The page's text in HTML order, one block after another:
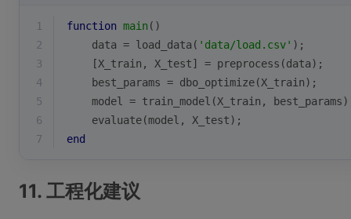
1 function main()
2
    data = load_data(
'data/load.csv' );
3
    [X_train, X_test] = preprocess(data);
4
    best_params = dbo_optimize(X_train);
5
model = train_model(X_train,
6
    evaluate(model, X_test);
7
end
11. 工程化建议